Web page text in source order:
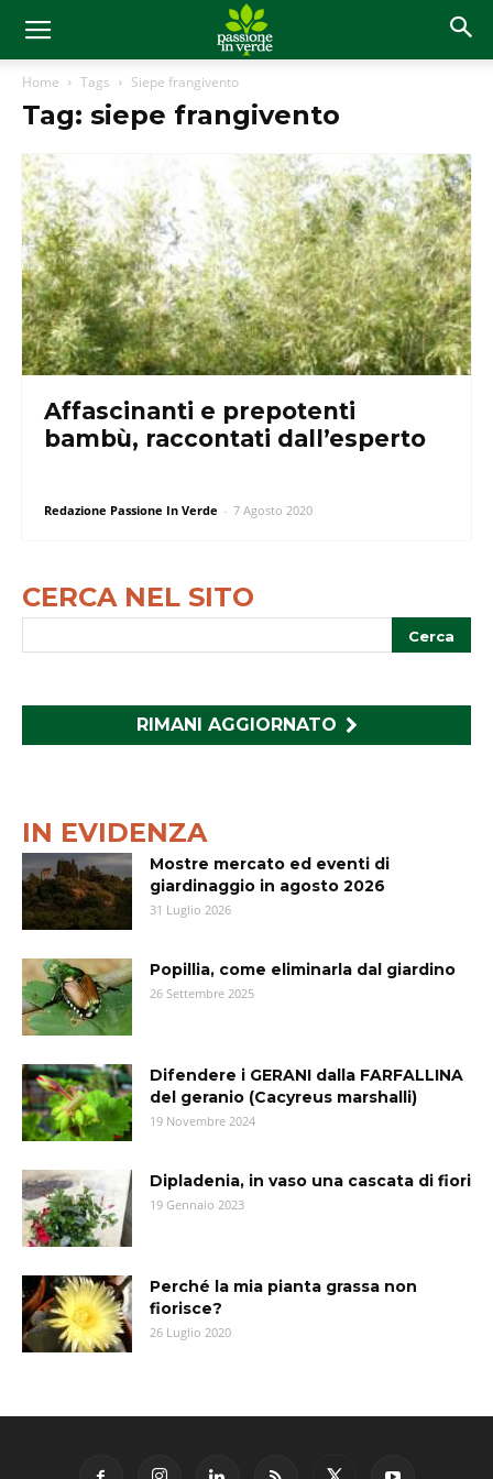
Home Tags Siepe frangivento
Tag: siepe frangivento
Affascinanti e prepotenti
bambù, raccontati dall’esperto
Redazione Passione In Verde - 7 Agosto 2020
CERCA NEL SITO
RIMANI AGGIORNATO
IN EVIDENZA
Mostre mercato ed eventi di
giardinaggio in agosto 2026
31 Luglio 2026
Popillia, come eliminarla dal giardino
26 Settembre 2025
Difendere i GERANI dalla FARFALLINA
del geranio (Cacyreus marshalli)
19 Novembre 2024
Dipladenia, in vaso una cascata di fiori
19 Gennaio 2023
Perché la mia pianta grassa non
fiorisce?
26 Luglio 2020